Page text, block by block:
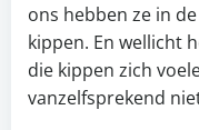
ons hebben ze in
kippen. En wellicht
die kippen zich
vanzelfsprekend